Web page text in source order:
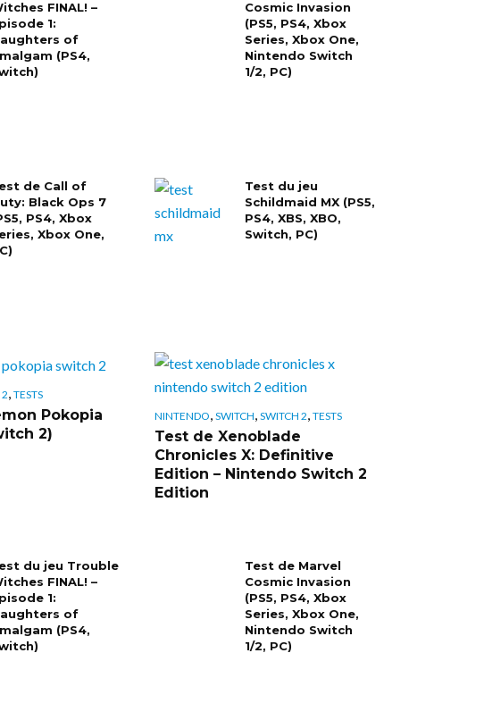
FINAL! –
1:
of
(PS4,
Cosmic Invasion
(PS5, PS4, Xbox
Series, Xbox One,
Nintendo Switch
1/2, PC)
de Call of
Black Ops 7
PS4, Xbox
Xbox One,
Test du jeu
Schildmaid MX (PS5,
PS4, XBS, XBO,
Switch, PC)
, TESTS
Pokopia
2)
NINTENDO, SWITCH, SWITCH 2, TESTS
Test de Xenoblade
Chronicles X: Definitive
Edition – Nintendo Switch 2
Edition
du jeu Trouble
FINAL! –
1:
of
(PS4,
Test de Marvel
Cosmic Invasion
(PS5, PS4, Xbox
Series, Xbox One,
Nintendo Switch
1/2, PC)